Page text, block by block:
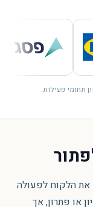
תחומי פעילות.
את הלקוח לפעולה
או פתרון, אך